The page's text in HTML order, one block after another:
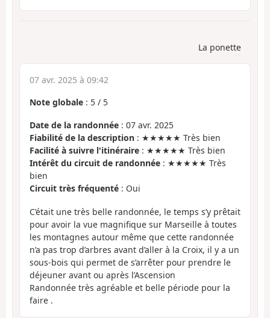
La ponette
07 avr. 2025 à 09:42
Note globale : 5 / 5
Date de la randonnée : 07 avr. 2025
Fiabilité de la description : ★★★★★ Très bien
Facilité à suivre l'itinéraire : ★★★★★ Très bien
Intérêt du circuit de randonnée : ★★★★★ Très
bien
Circuit très fréquenté : Oui
C’était une très belle randonnée, le temps s’y prêtait
pour avoir la vue magnifique sur Marseille à toutes
les montagnes autour même que cette randonnée
n’a pas trop d’arbres avant d’aller à la Croix, il y a un
sous-bois qui permet de s’arrêter pour prendre le
déjeuner avant ou après l’Ascension
Randonnée très agréable et belle période pour la
faire .